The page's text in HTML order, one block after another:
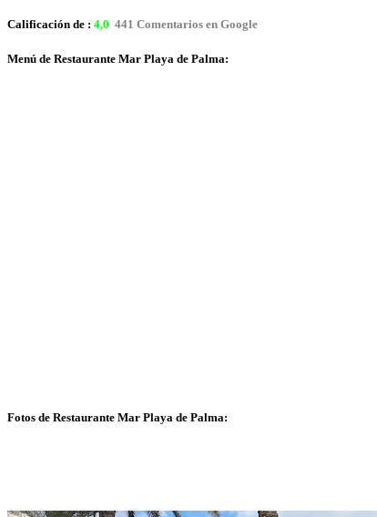
Calificación de : 4,0 441 Comentarios en Google
Menú de Restaurante Mar Playa de Palma:
Fotos de Restaurante Mar Playa de Palma: